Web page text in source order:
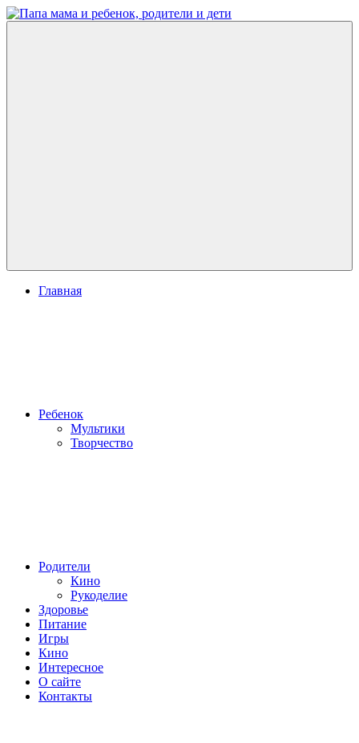
Перейти
к
Главная
Ребенок
Мультики
Творчество
Родители
Кино
Рукоделие
Здоровье
Питание
Игры
Кино
Интересное
О сайте
Контакты